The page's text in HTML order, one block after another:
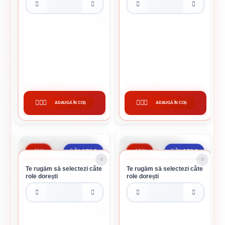
CUMPĂRĂ
ADAUGĂ ÎN COȘ CUMPĂRĂ
ADAUGĂ ÎN COȘ
ÎN STOC
-11%
Te rugăm să selectezi câte
role dorești
ÎN STOC
-13%
Te rugăm să selectezi câte
role dorești